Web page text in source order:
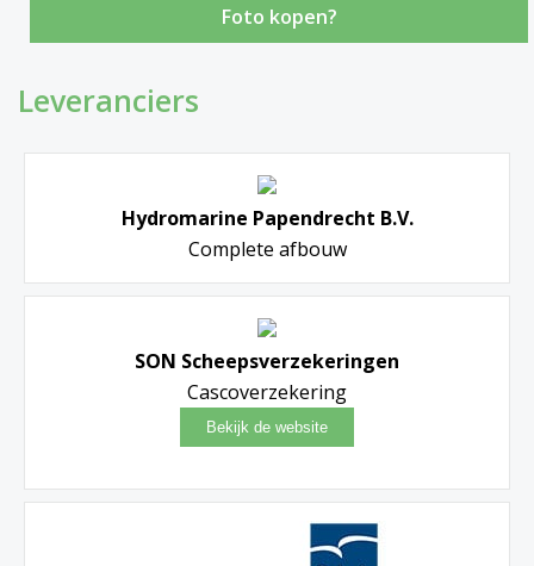
Foto kopen?
Leveranciers
Hydromarine Papendrecht B.V.
Complete afbouw
SON Scheepsverzekeringen
Cascoverzekering